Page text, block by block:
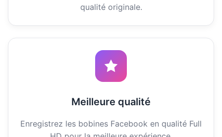
qualité originale.
Meilleure qualité
Enregistrez les bobines Facebook en qualité Full